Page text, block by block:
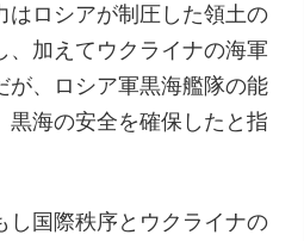
はロシアが制圧した領土の
、加えてウクライナの海軍
が、ロシア軍黒海艦隊の能
黒海の安全を確保したと指
し国際秩序とウクライナの